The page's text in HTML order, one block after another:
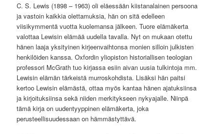
C. S. Lewis (1898 – 1963) oli eläessään kiistanalainen persoona
ja vastoin kaikkia olettamuksia, hän on sitä edelleen
viisikymmentä vuotta kuolemansa jälkeen. Tuore elämäkerta
valottaa Lewisin elämää uudella tavalla. Nyt on mukaan otettu
hänen laaja yksityinen kirjeenvaihtonsa monien silloin julkisten
henkilöiden kanssa. Oxfordin yliopiston historiallisen teologian
professori McGrath tuo kirjassa esiin aivan uusia tulkintoja mm.
Lewisin elämän tärkeistä murroskohdista. Lisäksi hän paitsi
kertoo Lewisin elämästä, ottaa myös kantaa hänen ajatuksiinsa
ja kirjoituksiinsa sekä niiden merkitykseen nykyajalle. Niinpä
tämä kirja on uudentyyppinen elämäkerta, joka
perusteellisuudessaan on hämmästyttävä.